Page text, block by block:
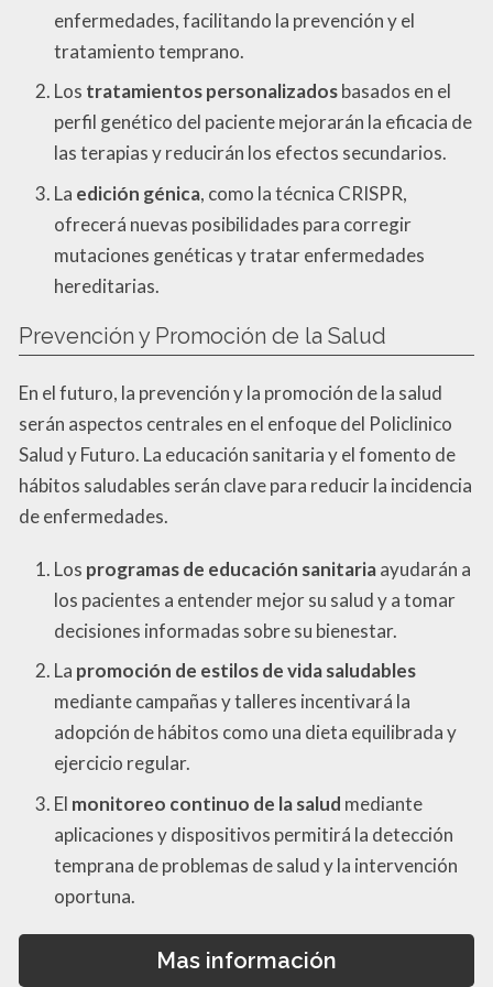
enfermedades, facilitando la prevención y el
tratamiento temprano.
Los tratamientos personalizadosbasados en el
perfil genético del paciente mejorarán la eficacia de
las terapias y reducirán los efectos secundarios.
La edición génica, como la técnica CRISPR,
ofrecerá nuevas posibilidades para corregir
mutaciones genéticas y tratar enfermedades
hereditarias.
Prevención y Promoción de la Salud
En el futuro, la prevención y la promoción de la salud
serán aspectos centrales en el enfoque del Policlinico
Salud y Futuro. La educación sanitaria y el fomento de
hábitos saludables serán clave para reducir la incidencia
de enfermedades.
Los programas de educación sanitariaayudarán a
los pacientes a entender mejor su salud y a tomar
decisiones informadas sobre su bienestar.
La promoción de estilos de vida saludables
mediante campañas y talleres incentivará la
adopción de hábitos como una dieta equilibrada y
ejercicio regular.
El monitoreo continuo de la salud mediante
aplicaciones y dispositivos permitirá la detección
temprana de problemas de salud y la intervención
oportuna.
Mas información